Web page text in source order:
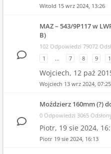
Witold 15 wrz 2024, 13:26
MAZ – 543/9P117 w
B)
102 Odpowiedzi 79072
1
… 7 8 9
Wojciech, 12 paź
Wojciech 13 wrz 2024, 07:25
Moździerz 160mm (?)
0 Odpowiedzi 3065
Piotr, 19 sie 2024,
Piotr 19 sie 2024, 16:13